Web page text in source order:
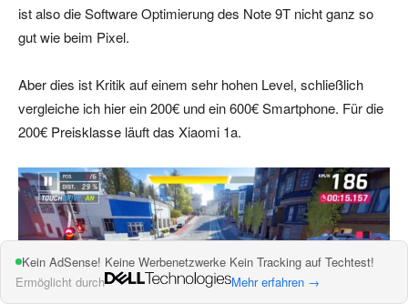
ist also die Software Optimierung des Note 9T nicht ganz so
gut wie beim Pixel.
Aber dies ist Kritik auf einem sehr hohen Level, schließlich
vergleiche ich hier ein 200€ und ein 600€ Smartphone. Für die
200€ Preisklasse läuft das Xiaomi 1a.
Kein AdSense! Keine Werbenetzwerke Kein Tracking auf Techtest!
Ermöglicht durch
Mehr erfahren →